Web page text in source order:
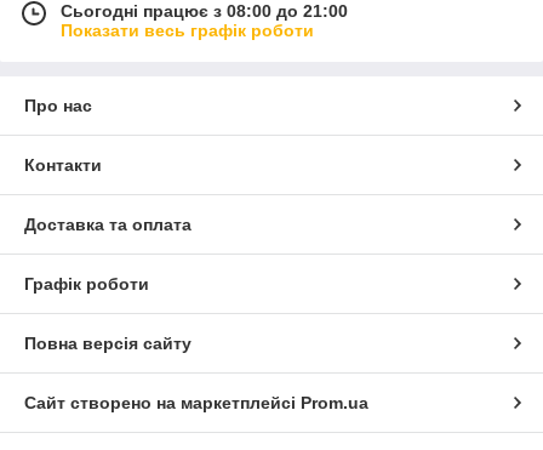
Сьогодні працює з 08:00 до 21:00
Показати весь графік роботи
Про нас
Контакти
Доставка та оплата
Графік роботи
Повна версія сайту
Сайт створено на маркетплейсі Prom.ua